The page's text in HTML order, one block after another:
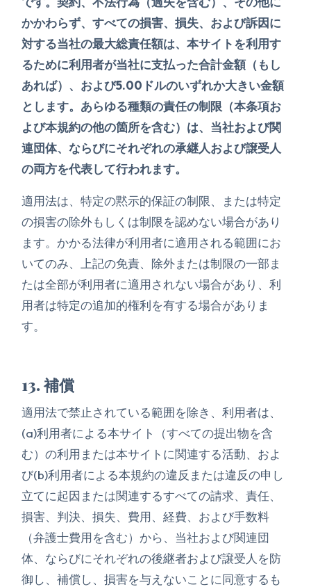
かかわらず、すべての損害、損失、および訴因に
対する当社の最大総責任額は、本サイトを利用す
るために利用者が当社に支払った合計金額（もし
あれば）、および5.00ドルのいずれか大きい金額
とします。あらゆる種類の責任の制限（本条項お
よび本規約の他の箇所を含む）は、当社および関
連団体、ならびにそれぞれの承継人および譲受人
の両方を代表して行われます。
適用法は、特定の黙示的保証の制限、または特定
の損害の除外もしくは制限を認めない場合があり
ます。かかる法律が利用者に適用される範囲にお
いてのみ、上記の免責、除外または制限の一部ま
たは全部が利用者に適用されない場合があり、利
用者は特定の追加的権利を有する場合がありま
す。
13. 補償
適用法で禁止されている範囲を除き、利用者は、
(a)利用者による本サイト（すべての提出物を含
む）の利用または本サイトに関連する活動、およ
び(b)利用者による本規約の違反または違反の申し
立てに起因または関連するすべての請求、責任、
損害、判決、損失、費用、経費、および手数料
（弁護士費用を含む）から、当社および関連団
体、ならびにそれぞれの後継者および譲受人を防
御し、補償し、損害を与えないことに同意するも